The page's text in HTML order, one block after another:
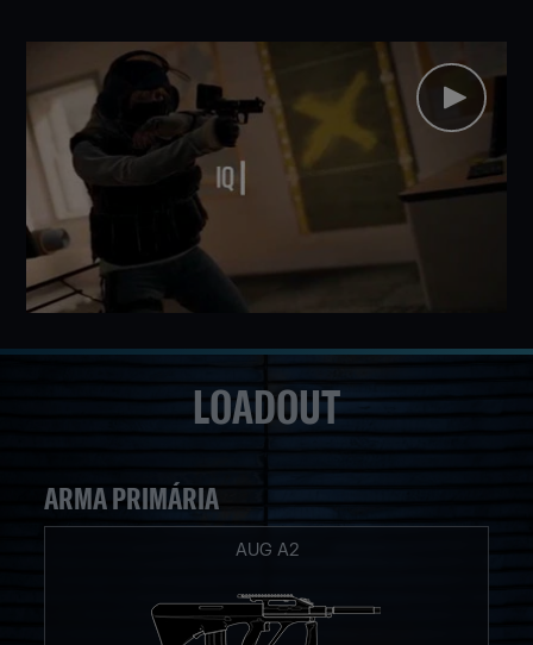
LOADOUT
ARMA PRIMÁRIA
AUG A2